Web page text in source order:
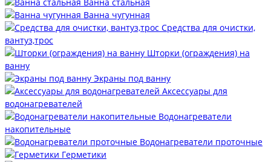
Ванна чугунная
Средства для очистки,
вантуз,трос
Шторки (ограждения) на
ванну
Экраны под ванну
Аксессуары для
водонагревателей
Водонагреватели
накопительные
Водонагреватели проточные
Герметики